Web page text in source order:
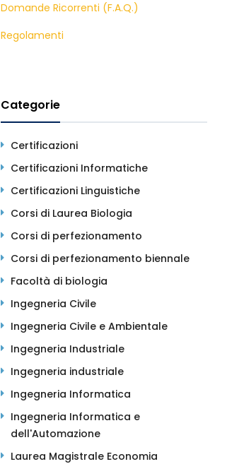
Domande Ricorrenti (F.A.Q.)
Regolamenti
Categorie
Certificazioni
Certificazioni Informatiche
Certificazioni Linguistiche
Corsi di Laurea Biologia
Corsi di perfezionamento
Corsi di perfezionamento biennale
Facoltà di biologia
Ingegneria Civile
Ingegneria Civile e Ambientale
Ingegneria Industriale
Ingegneria industriale
Ingegneria Informatica
Ingegneria Informatica e
dell'Automazione
Laurea Magistrale Economia